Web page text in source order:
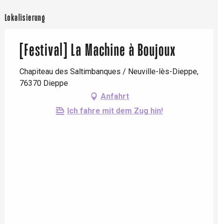
Lokalisierung
[Festival] La Machine à Boujoux
Chapiteau des Saltimbanques / Neuville-lès-Dieppe,
76370 Dieppe
Anfahrt
Ich fahre mit dem Zug hin!